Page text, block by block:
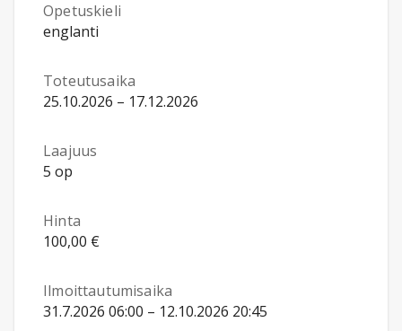
Opetuskieli
englanti
Toteutusaika
25.10.2026 – 17.12.2026
Laajuus
5 op
Hinta
100,00 €
Ilmoittautumisaika
31.7.2026 06:00 – 12.10.2026 20:45